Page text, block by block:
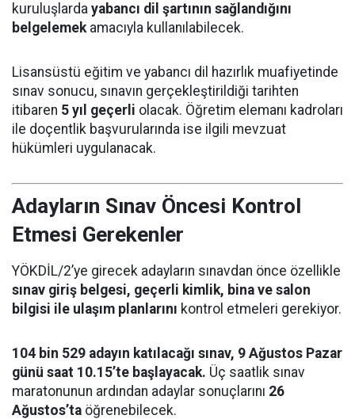
kuruluşlarda yabancı dil şartının sağlandığını
belgelemekamacıyla kullanılabilecek.
Lisansüstü eğitim ve yabancı dil hazırlık muafiyetinde
sınav sonucu, sınavın gerçekleştirildiği tarihten
itibaren 5 yıl geçerli olacak. Öğretim elemanı kadroları
ile doçentlik başvurularında ise ilgili mevzuat
hükümleri uygulanacak.
Adayların Sınav Öncesi Kontrol
Etmesi Gerekenler
YÖKDİL/2’ye girecek adayların sınavdan önce özellikle
sınav giriş belgesi, geçerli kimlik, bina ve salon
bilgisi ile ulaşım planlarını kontrol etmeleri gerekiyor.
104 bin 529 adayın katılacağı sınav, 9 Ağustos Pazar
günü saat 10.15’te başlayacak. Üç saatlik sınav
maratonunun ardından adaylar sonuçlarını 26
Ağustos’ta öğrenebilecek.